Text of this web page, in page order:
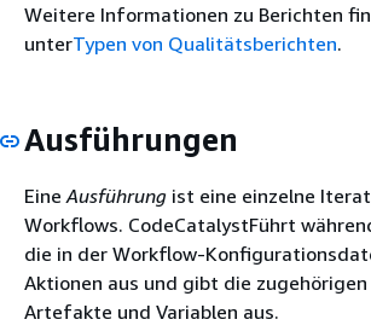
Weitere Informationen zu Berichten
unterTypen von Qualitätsberichten.
Ausführungen
EineAusführung ist eine einzelne
Workflows. CodeCatalystFührt
die in der Workflow-
Aktionen aus und gibt die
Artefakte und Variablen aus.